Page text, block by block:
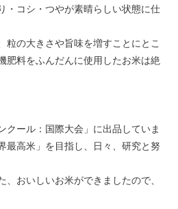
・コシ・つやが素晴らしい状態に仕
粒の大きさや旨味を増すことにとこ
肥料をふんだんに使用したお米は絶
クール：国際大会」に出品していま
最高米」を目指し、日々、研究と努
、おいしいお米ができましたので、